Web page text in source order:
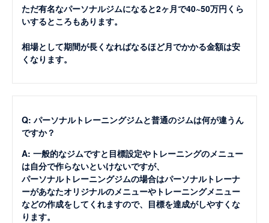
ただ有名なパーソナルジムになると2ヶ月で40~50万円くら
いするところもあります。
相場として期間が長くなればなるほど月でかかる金額は安
くなります。
Q: パーソナルトレーニングジムと普通のジムは何が違うん
ですか？
A: 一般的なジムですと目標設定やトレーニングのメニュー
は自分で作らないといけないですが、
パーソナルトレーニングジムの場合はパーソナルトレーナ
ーがあなたオリジナルのメニューやトレーニングメニュー
などの作成をしてくれますので、目標を達成がしやすくな
ります。